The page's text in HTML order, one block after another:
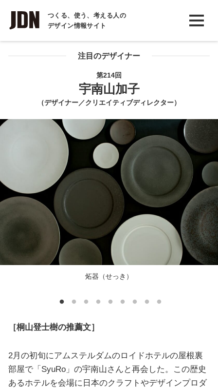
つくる、使う、考える人の
デザイン情報サイト
INTERVIEW
インタビュー
REPORT
コラム
注目のデザイナー
第214回
宇南山加子
（デザイナー／クリエイティブディレクター）
炻器（せっき）
［桐山登士樹の推薦文］
2月の初旬にアムステルダムのロイドホテルの屋根裏
部屋で「SyuRo」の宇南山さんと再会した。この歴史
あるホテルを会場に日本のクラフトやデザインプロダ